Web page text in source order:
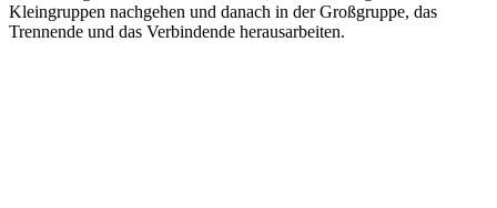
Kleingruppen nachgehen und danach in der Großgruppe, das
Trennende und das Verbindende herausarbeiten.